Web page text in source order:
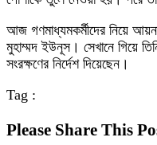
আজ গণমাধ্যমকর্মীদের নিয়ে
মুহাম্মদ ইউনূস। সেখানে গিয়ে
সংরক্ষণের নির্দেশ দিয়েছেন।
Tag :
Please Share This